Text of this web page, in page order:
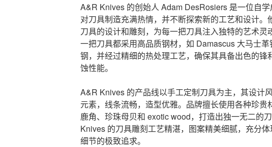
A&R Knives 的创始人 Adam DesRosiers 是一位自
对刀具制造充满热情，并不断探索新的工艺和设计。
刀具的设计和雕刻，为每一把刀具注入独特的艺术灵
一把刀具都采用高品质钢材，如 Damascus 大马士
钢，并经过精细的热处理工艺，确保其具备出色的锋
蚀性能。
A&R Knives 的产品线以手工定制刀具为主，其设计
元素，线条流畅，造型优雅。品牌擅长使用各种珍贵
鹿角、珍珠母贝和 exotic wood，打造出独一无二的
Knives 的刀具雕刻工艺精湛，图案精美细腻，充分
细节的极致追求。